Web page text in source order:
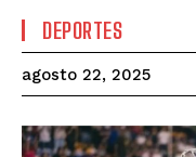
DEPORTES
agosto 22, 2025